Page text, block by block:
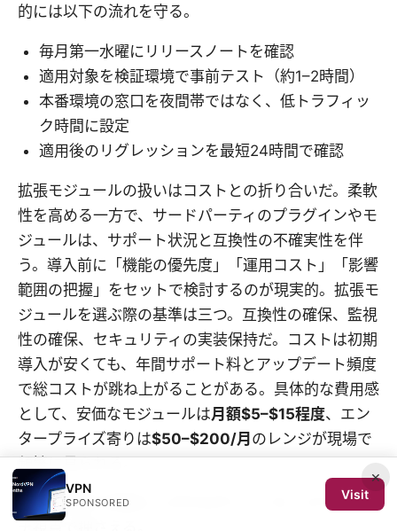
的には以下の流れを守る。
毎月第一水曜にリリースノートを確認
適用対象を検証環境で事前テスト（約1–2時間）
本番環境の窓口を夜間帯ではなく、低トラフィッ
ク時間に設定
適用後のリグレッションを最短24時間で確認
拡張モジュールの扱いはコストとの折り合いだ。柔軟
性を高める一方で、サードパーティのプラグインやモ
ジュールは、サポート状況と互換性の不確実性を伴
う。導入前に「機能の優先度」「運用コスト」「影響
範囲の把握」をセットで検討するのが現実的。拡張モ
ジュールを選ぶ際の基準は三つ。互換性の確保、監視
性の確保、セキュリティの実装保持だ。コストは初期
導入が安くても、年間サポート料とアップデート頻度
で総コストが跳ね上がることがある。具体的な費用感
として、安価なモジュールは月額$5–$15程度、エン
タープライズ寄りは$50–$200/月 のレンジが現場で
頻繁に見られる。
日常の運用で見落としがちなポイントを、以下のニッ
×
VPN
SPONSORED
Visit